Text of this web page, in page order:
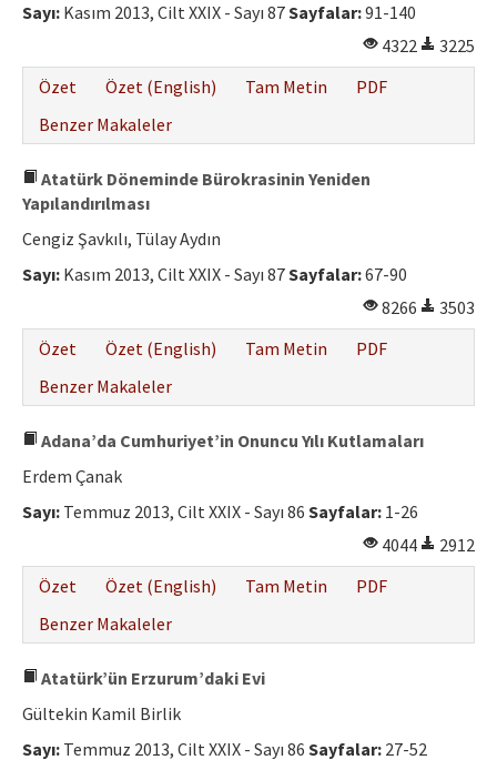
Sayı: Kasım 2013, Cilt XXIX - Sayı 87Sayfalar:91-140
4322
3225
Özet
Özet (English) Tam Metin
PDF
Benzer Makaleler
Atatürk Döneminde Bürokrasinin Yeniden
Yapılandırılması
Cengiz Şavkılı, Tülay Aydın
Sayı: Kasım 2013, Cilt XXIX - Sayı 87Sayfalar:67-90
8266
3503
Özet
Özet (English) Tam Metin
PDF
Benzer Makaleler
Adana’da Cumhuriyet’in Onuncu Yılı Kutlamaları
Erdem Çanak
Sayı: Temmuz 2013, Cilt XXIX - Sayı 86 Sayfalar: 1-26
4044
2912
Özet
Özet (English) Tam Metin
PDF
Benzer Makaleler
Atatürk’ün Erzurum’daki Evi
Gültekin Kamil Birlik
Sayı: Temmuz 2013, Cilt XXIX - Sayı 86 Sayfalar: 27-52